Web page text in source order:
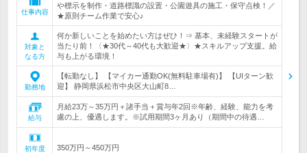
仕事内容
や標示を制作・道路標識の設置・公園遊具の施工・保守点検！／
★原則チーム作業で安心♪
対象と
なる方
何か新しいことを始めたい方はぜひ！⇒ 基本、未経験スタートが
当たり前！〈★30代～40代も大歓迎★〉★スキルアップ支援。給
与も上がる環境！
勤務地
【転勤なし】 【マイカー通勤OK(無料駐車場有)】 【UIターン歓
迎】 静岡県浜松市中央区大山町8…
給与
月給23万～35万円＋諸手当＋賞与年2回※年齢、経験、能力を考
慮の上、優遇します。※試用期間3ヶ月あり（期間中の待遇…
初年度
350万円～450万円